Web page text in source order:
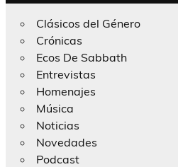
Clásicos del Género
Crónicas
Ecos De Sabbath
Entrevistas
Homenajes
Música
Noticias
Novedades
Podcast